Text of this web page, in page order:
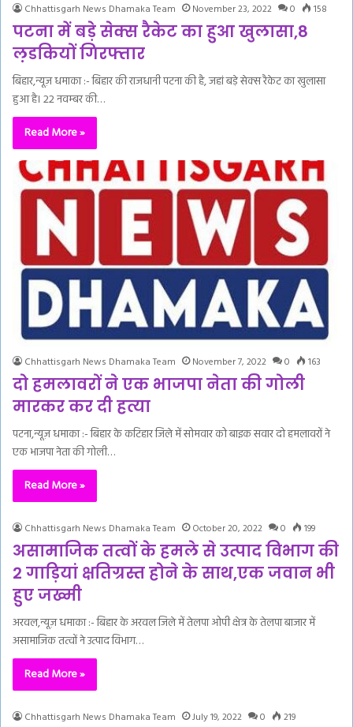
Chhattisgarh News Dhamaka Team November 23, 2022 0 158
पटना में बड़े सेक्स रैकेट का हुआ खुलासा,8
ल़डकियों गिरफ्तार
बिहार,न्यूज़ धमाका :- बिहार की राजधानी पटना की है, जहां बड़े सेक्स रैकेट का खुलासा
हुआ है। 22 नवम्बर की…
Read More »
Chhattisgarh News Dhamaka Team November 7, 2022 0 163
दो हमलावरों ने एक भाजपा नेता की गोली
मारकर कर दी हत्या
पटना,न्यूज़ धमाका :- बिहार के कटिहार जिले में सोमवार को बाइक सवार दो हमलावरों ने
एक भाजपा नेता की गोली…
Read More »
Chhattisgarh News Dhamaka Team October 20, 2022 0 199
असामाजिक तत्वों के हमले से उत्पाद विभाग की
2 गाड़ियां क्षतिग्रस्त होने के साथ,एक जवान भी
हुए जख्मी
अरवल,न्यूज़ धमाका :- बिहार के अरवल जिले में तेलपा ओपी क्षेत्र के तेलपा बाजार में
असामाजिक तत्वों ने उत्पाद विभाग…
Read More »
Chhattisgarh News Dhamaka Team July 19, 2022 0 219